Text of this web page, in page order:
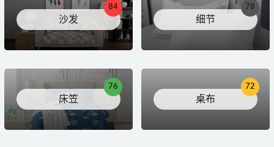
沙发
84
细节
78
床笠
76
桌布
72